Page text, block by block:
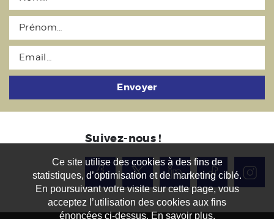
Envoyer
Suivez-nous !
Ce site utilise des cookies à des fins de
statistiques, d’optimisation et de marketing ciblé.
En poursuivant votre visite sur cette page, vous
acceptez l’utilisation des cookies aux fins
énoncées ci-dessus. En savoir plus.